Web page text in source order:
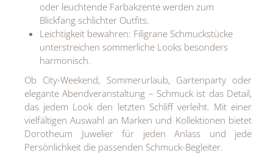
oder leuchtende Farbakzente werden zum
Blickfang schlichter Outfits.
Leichtigkeit bewahren: Filigrane Schmuckstücke
unterstreichen sommerliche Looks besonders
harmonisch.
Ob City-Weekend, Sommerurlaub, Gartenparty oder
elegante Abendveranstaltung – Schmuck ist das Detail,
das jedem Look den letzten Schliff verleiht. Mit einer
vielfältigen Auswahl an Marken und Kollektionen bietet
Dorotheum Juwelier für jeden Anlass und jede
Persönlichkeit die passenden Schmuck-Begleiter.